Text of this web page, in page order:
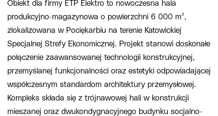
Obiekt dla firmy ETP Elektro to nowoczesna hala
produkcyjno-magazynowa o powierzchni 6 000 m²,
zlokalizowana w Pociękarbiu na terenie Katowickiej
Specjalnej Strefy Ekonomicznej. Projekt stanowi doskonałe
połączenie zaawansowanej technologii konstrukcyjnej,
przemyślanej funkcjonalności oraz estetyki odpowiadającej
współczesnym standardom architektury przemysłowej.
Kompleks składa się z trójnawowej hali w konstrukcji
mieszanej oraz dwukondygnacyjnego budynku socjalno-